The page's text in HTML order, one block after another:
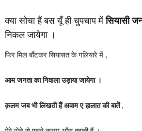
क्या सोचा हैं बस यूँ ही चुपचाप मेंसियासी
निकल जायेगा ।
फिर मिल बाँटकर सियासत के गलियारे में ,
आम जनता का निवाला उड़ाया जायेगा ।
क़लम जब भी लिखती हैं अवाम ए हालात की बातें,